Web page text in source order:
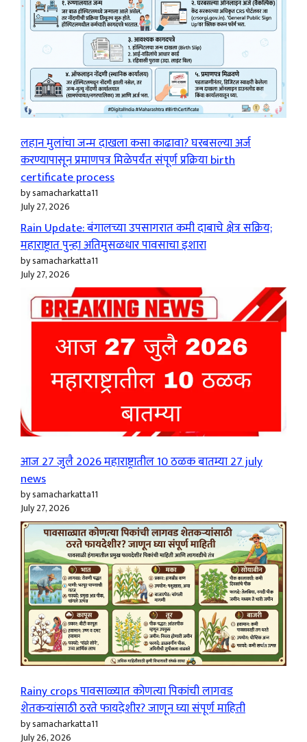
लहान मुलांचा जन्म दाखला कसा काढावा? घरबसल्या अर्ज
करण्यापासून प्रमाणपत्र मिळेपर्यंत संपूर्ण प्रक्रिया birth
certificate process
by samacharkatta11
July 27, 2026
Rain Update: बंगालच्या उपसागरात कमी दाबाचे क्षेत्र सक्रिय;
महाराष्ट्रात पुन्हा अतिमुसळधार पावसाचा इशारा
by samacharkatta11
July 27, 2026
आज 27 जुलै 2026 महाराष्ट्रातील 10 ठळक बातम्या 27 july
news
by samacharkatta11
July 27, 2026
Rainy crops पावसाळ्यात कोणत्या पिकांची लागवड
शेतकऱ्यांसाठी ठरते फायदेशीर? जाणून घ्या संपूर्ण माहिती
by samacharkatta11
July 26, 2026